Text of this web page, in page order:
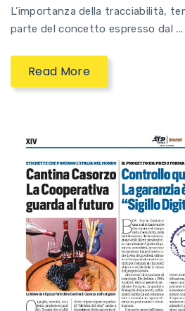
L’importanza della tracciabilità,
parte del concetto espresso dal ...
Read More